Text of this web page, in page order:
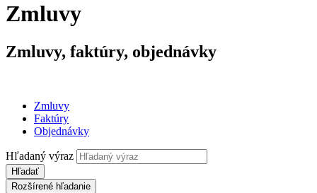
Zmluvy
Zmluvy, faktúry, objednávky
Zmluvy
Faktúry
Objednávky
Hľadaný výraz
Hľadať
Rozšírené hľadanie